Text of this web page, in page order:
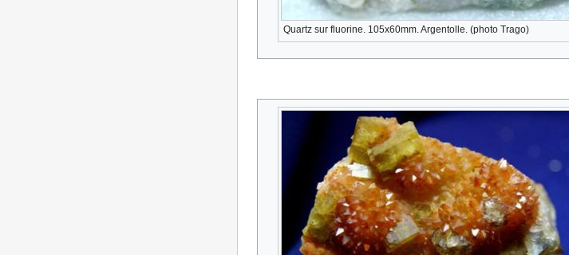
Quartz sur fluorine. 105x60mm. Argentolle. (photo Trago)